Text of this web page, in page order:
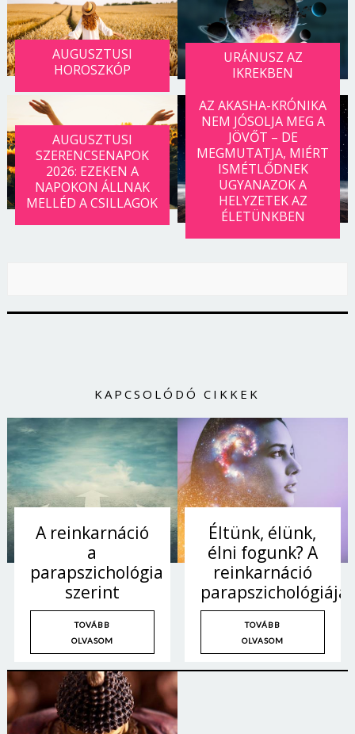
AUGUSZTUSI
HOROSZKÓP
URÁNUSZ AZ
IKREKBEN
AUGUSZTUSI
SZERENCSENAPOK
2026: EZEKEN A
NAPOKON ÁLLNAK
MELLÉD A CSILLAGOK
AZ AKASHA-KRÓNIKA
NEM JÓSOLJA MEG A
JÖVŐT – DE
MEGMUTATJA, MIÉRT
ISMÉTLŐDNEK
UGYANAZOK A
HELYZETEK AZ
ÉLETÜNKBEN
KAPCSOLÓDÓ CIKKEK
A reinkarnáció
a
parapszichológia
szerint
TOVÁBB
OLVASOM
Éltünk, élünk,
élni fogunk? A
reinkarnáció
parapszichológiája
TOVÁBB
OLVASOM
Jelszó
Bejelentkezés